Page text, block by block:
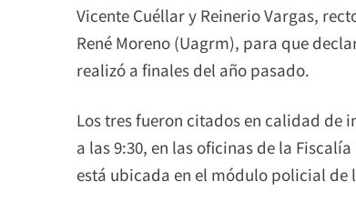
Vicente Cuéllar y Reinerio Vargas,
René Moreno (Uagrm), para que
realizó a finales del año pasado.
Los tres fueron citados en calidad de
a las 9:30, en las oficinas de la
está ubicada en el módulo policial de